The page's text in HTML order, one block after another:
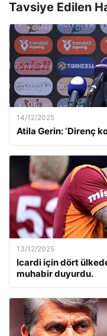
Tavsiye Edilen
14/12/2025
Atila Gerin: ‘Direnç
13/12/2025
Icardi için dört
muhabir duyurdu.